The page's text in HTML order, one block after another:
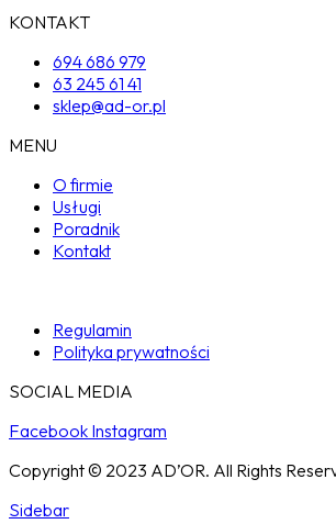
KONTAKT
694 686 979
63 245 61 41
sklep@ad-or.pl
MENU
O firmie
Usługi
Poradnik
Kontakt
Regulamin
Polityka prywatności
SOCIAL MEDIA
Facebook Instagram
Copyright © 2023 AD’OR. All Rights
Sidebar